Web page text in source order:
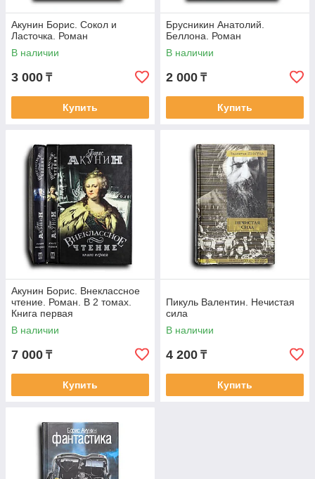
Акунин Борис. Сокол и
Ласточка. Роман
В наличии
3 000 ₸
Купить
Брусникин Анатолий.
Беллона. Роман
В наличии
2 000 ₸
Купить
Акунин Борис. Внеклассное
чтение. Роман. В 2 томах.
Книга первая
В наличии
7 000 ₸
Купить
Пикуль Валентин. Нечистая
сила
В наличии
4 200 ₸
Купить